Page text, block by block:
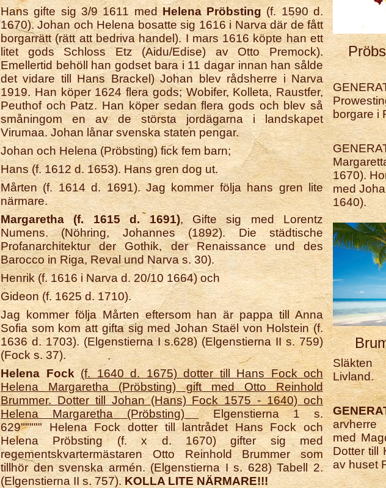
Hans gifte sig 3/9 1611 medHelena Pröbsting(f. 1590 d.
1670). Johan och Helena bosatte sig 1616 i Narva där de fått
borgarrätt (rätt att bedriva handel). I mars 1616 köpte han ett
litet gods Schloss Etz (Aidu/Edise) av Otto Premock).
Emellertid behöll han godset bara i 11 dagar innan han sålde
det vidare till Hans Brackel) Johan blev rådsherre i Narva
1919. Han köper 1624 flera gods; Wobifer, Kolleta, Raustfer,
Peuthof och Patz. Han köper sedan flera gods och blev så
småningom en av de största jordägarna i landskapet
Virumaa. Johan lånar svenska staten pengar.
Johan och Helena (Pröbsting) fick fem barn;
Hans (f. 1612 d. 1653). Hans gren dog ut.
Mårten (f. 1614 d. 1691). Jag kommer följa hans gren lite
närmare.
Margaretha (f. 1615 d. 1691), Gifte sig med Lorentz
Numens. (Nöhring, Johannes (1892). Die städtische
Profanarchitektur der Gothik, der Renaissance und des
Barocco in Riga, Reval und Narva s. 30).
Henrik (f. 1616 i Narva d. 20/10 1664) och
Gideon (f. 1625 d. 1710).
Jag kommer följa Mårten eftersom han är pappa till Anna
Sofia som kom att gifta sig med Johan Staël von Holstein (f.
1636 d. 1703). (Elgenstierna I s.628) (Elgenstierna II s. 759)
(Fock s. 37).
Helena Fock (f. 1640 d. 1675) dotter till Hans Fock och
Helena Margaretha (Pröbsting) gift med Otto Reinhold
Brummer. Dotter till Johan (Hans) Fock 1575 - 1640) och
Helena Margaretha (Pröbsting)Elgenstierna 1 s.
629""""" Helena Fock dotter till lantrådet Hans Fock och
Helena Pröbsting (f. x d. 1670) gifter sig med
regementskvartermästaren Otto Reinhold Brummer som
tillhör den svenska armén. (Elgenstierna I s. 628) Tabell 2.
(Elgenstierna II s. 757).KOLLA LITE NÄRMARE!!!
borgare i
1670).
med
1640).
Släkten
Livland.
med
Dotter till
av huset